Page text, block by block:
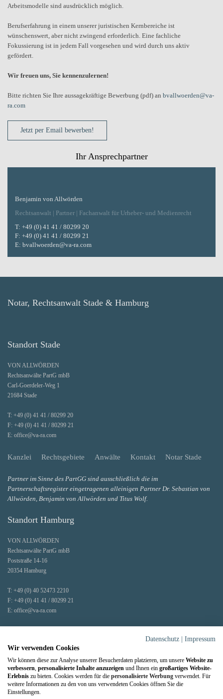
Arbeitsmodelle sind ausdrücklich möglich.
Berufserfahrung in einem unserer juristischen Kernbereiche ist
wünschenswert, aber nicht zwingend erforderlich. Eine fachliche
Fokussierung ist in jedem Fall vorgesehen und wird durch uns aktiv
gefördert.
Wir freuen uns, Sie kennenzulernen!
Bitte richten Sie Ihre aussagekräftige Bewerbung (pdf) an bvallwoerden@va-
ra.com
Jetzt per Email bewerben!
Ihr Ansprechpartner
Benjamin von Allwörden
Rechtsanwalt | Partner | Fachanwalt für Urheber- und Medienrecht
T: +49 (0) 41 41 / 80299 20
F: +49 (0) 41 41 / 80299 21
E: bvallwoerden@va-ra.com
Notar, Rechtsanwalt Stade & Hamburg
Standort Stade
VON ALLWÖRDEN
Rechtsanwälte PartG mbB
Carl-Goerdeler-Weg 1
21684 Stade
T: +49 (0) 41 41 / 80299 20
F: +49 (0) 41 41 / 80299 21
E: office@va-ra.com
Kanzlei Rechtsgebiete Anwälte Kontakt Notar Stade
Partner im Sinne des PartGG sind ausschließlich die im
Partnerschaftsregister eingetragenen alleinigen Partner Dr. Sebastian von
Allwörden, Benjamin von Allwörden und Titus Wolf.
Standort Hamburg
VON ALLWÖRDEN
Rechtsanwälte PartG mbB
Poststraße 14-16
20354 Hamburg
T: +49 (0) 40 52473 2210
F: +49 (0) 41 41 / 80299 21
E: office@va-ra.com
Datenschutz
Impressum
Wir verwenden Cookies
Wir können diese zur Analyse unserer Besucherdaten platzieren, um unsere Website zu
verbessern, personalisierte Inhalte anzuzeigen und Ihnen ein großartiges Website-
Erlebnis zu bieten. Cookies werden für die personalisierte Werbung verwendet. Für
weitere Informationen zu den von uns verwendeten Cookies öffnen Sie die
Einstellungen.